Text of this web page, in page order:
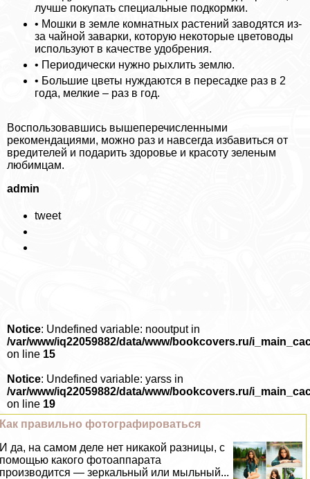
лучше покупать специальные подкормки.
• Мошки в земле комнатных растений заводятся из-
за чайной заварки, которую некоторые цветоводы
используют в качестве удобрения.
• Периодически нужно рыхлить землю.
• Большие цветы нуждаются в пересадке раз в 2
года, мелкие – раз в год.
Воспользовавшись вышеперечисленными
рекомендациями, можно раз и навсегда избавиться от
вредителей и подарить здоровье и красоту зеленым
любимцам.
admin
tweet
Notice: Undefined variable: nooutput in
/var/www/iq22059882/data/www/bookcovers.ru/
on line 15
Notice: Undefined variable: yarss in
/var/www/iq22059882/data/www/bookcovers.ru/
on line 19
Как правильно фотографироваться
И да, на самом деле нет никакой разницы, с
помощью какого фотоаппарата
производится — зеркальный или мыльный...